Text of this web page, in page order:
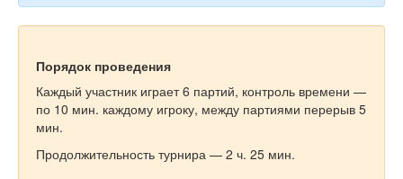
Порядок проведения
Каждый участник играет 6 партий, контроль времени —
по 10 мин. каждому игроку, между партиями перерыв 5
мин.
Продолжительность турнира — 2 ч. 25 мин.